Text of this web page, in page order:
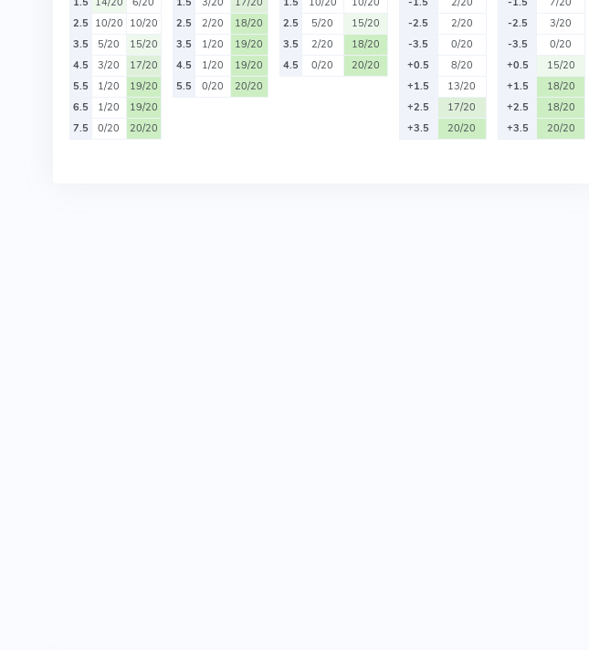
2.5 10/20 10/20
3.5
5/20
15/20
4.5
3/20
17/20
5.5
1/20
19/20
6.5
1/20
19/20
7.5
0/20 20/20
2.5
2/20
18/20
3.5
1/20
19/20
4.5
1/20
19/20
5.5
0/20 20/20
2.5
5/20
15/20
3.5
2/20
18/20
4.5
0/20 20/20
-2.5
2/20
-3.5
0/20
+0.5
8/20
+1.5
13/20
+2.5
17/20
+3.5
20/20
-2.5
3/20
-3.5
0/20
+0.5
15/20
+1.5
18/20
+2.5
18/20
+3.5
20/20